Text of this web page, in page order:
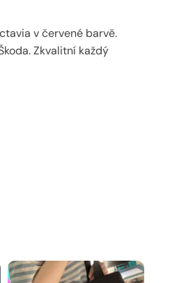
v červené barvě.
Zkvalitní každý